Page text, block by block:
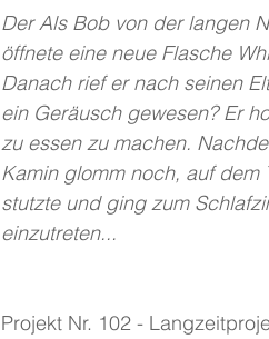
Der Als Bob von der langen
öffnete eine neue Flasche
Danach rief er nach seinen
ein Geräusch gewesen? Er
zu essen zu machen.
Kamin glomm noch, auf
stutzte und ging zum
einzutreten...
Projekt Nr. 102 -